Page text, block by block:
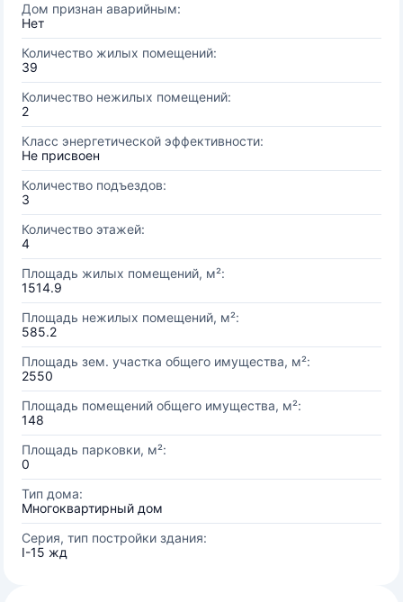
Дом признан аварийным:
Нет
Количество жилых помещений:
39
Количество нежилых помещений:
2
Класс энергетической эффективности:
Не присвоен
Количество подъездов:
3
Количество этажей:
4
Площадь жилых помещений, м²:
1514.9
Площадь нежилых помещений, м²:
585.2
Площадь зем. участка общего имущества, м²:
2550
Площадь помещений общего имущества, м²:
148
Площадь парковки, м²:
0
Тип дома:
Многоквартирный дом
Серия, тип постройки здания:
I-15 жд